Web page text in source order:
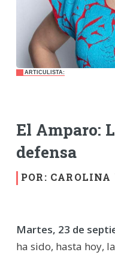
El Amparo:
defensa
POR:
Martes, 23 de
ha sido, hasta hoy,
ARTICULISTA: